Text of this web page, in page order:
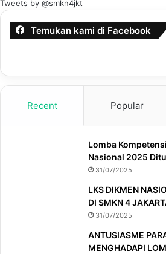
Tweets by @smkn4jkt
Temukan kami di Facebook
Recent Popular
Lomba
Nasional 2025
31/07/2025
LKS DIKMEN
DI SMKN 4
31/07/2025
ANTUSIASME
MENGHADAPI